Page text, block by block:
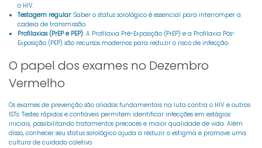
o HIV.
Testagem regular: Saber o status sorológico é essencial para interromper a
cadeia de transmissão.
Profilaxias (PrEP e PEP): A Profilaxia Pré-Exposição (PrEP) e a Profilaxia Pós-
Exposição (PEP) são recursos modernos para reduzir o risco de infecção.
O papel dos exames no Dezembro
Vermelho
Os exames de prevenção são aliados fundamentais na luta contra o HIV e outras
ISTs. Testes rápidos e confiáveis permitem identificar infecções em estágios
iniciais, possibilitando tratamentos precoces e maior qualidade de vida. Além
disso, conhecer seu status sorológico ajuda a reduzir o estigma e promove uma
cultura de cuidado coletivo.